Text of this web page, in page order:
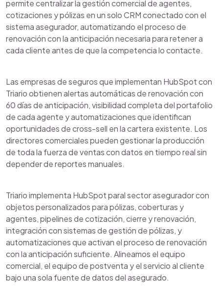
permite centralizar la gestión comercial de agentes,
cotizaciones y pólizas en un solo CRM conectado con el
sistema asegurador, automatizando el proceso de
renovación con la anticipación necesaria para retener a
cada cliente antes de que la competencia lo contacte.
Las empresas de seguros que implementan HubSpot con
Triario obtienen alertas automáticas de renovación con
60 días de anticipación, visibilidad completa del portafolio
de cada agente y automatizaciones que identifican
oportunidades de cross-sell en la cartera existente. Los
directores comerciales pueden gestionar la producción
de toda la fuerza de ventas con datos en tiempo real sin
depender de reportes manuales.
Triario implementa HubSpot paral sector asegurador con
objetos personalizados para pólizas, coberturas y
agentes, pipelines de cotización, cierre y renovación,
integración con sistemas de gestión de pólizas, y
automatizaciones que activan el proceso de renovación
con la anticipación suficiente. Alineamos el equipo
comercial, el equipo de postventa y el servicio al cliente
bajo una sola fuente de datos del asegurado.